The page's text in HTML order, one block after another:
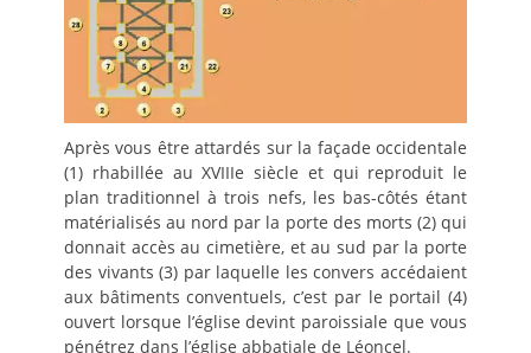
Après vous être attardés sur la façade occidentale
(1) rhabillée au XVIIIe siècle et qui reproduit le
plan traditionnel à trois nefs, les bas-côtés étant
matérialisés au nord par la porte des morts (2) qui
donnait accès au cimetière, et au sud par la porte
des vivants (3) par laquelle les convers accédaient
aux bâtiments conventuels, c’est par le portail (4)
ouvert lorsque l’église devint paroissiale que vous
pénétrez dans l’église abbatiale de Léoncel.